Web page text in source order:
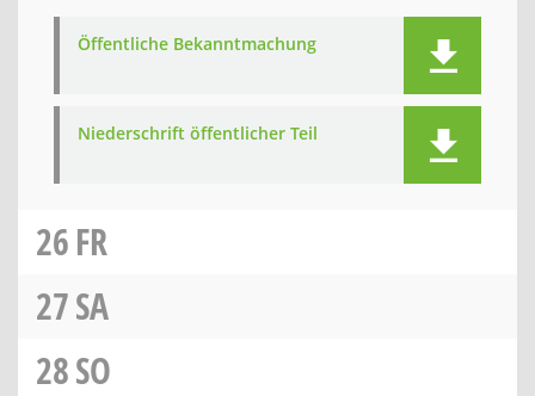
Öffentliche Bekanntmachung
Niederschrift öffentlicher Teil
26FR
27SA
28SO